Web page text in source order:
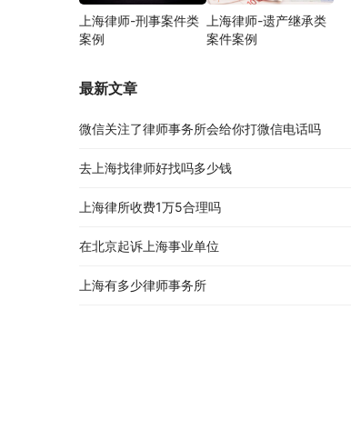
上海律师-刑事案件类
案例
上海律师-遗产继承类
案件案例
最新文章
微信关注了律师事务所会给你打微信电话吗
去上海找律师好找吗多少钱
上海律所收费1万5合理吗
在北京起诉上海事业单位
上海有多少律师事务所